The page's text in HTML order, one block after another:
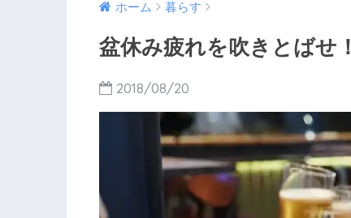
ホーム 暮らす
盆休み疲れを吹きとばせ
2018/08/20